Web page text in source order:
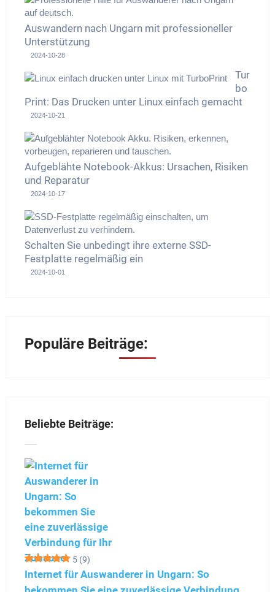
Auswandern nach Ungarn mit professioneller
Unterstützung
2024-10-28
Tur
bo
Print: Das Drucken unter Linux einfach gemacht
2024-10-21
Aufgeblähte Notebook-Akkus: Ursachen, Risiken
und Reparatur
2024-10-17
Schalten Sie unbedingt ihre externe SSD-
Festplatte regelmäßig ein
2024-10-01
Populäre Beiträge:
Beliebte Beiträge:
5 (9)
Internet für Auswanderer in Ungarn: So